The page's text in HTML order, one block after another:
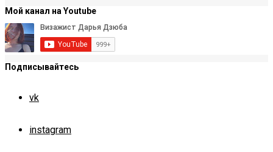
Мой канал на Youtube
Подписывайтесь
vk
instagram